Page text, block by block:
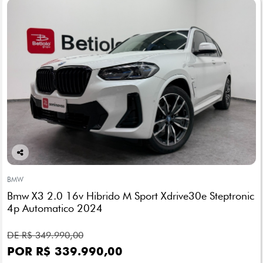
Co
arti
lhe
BMW
Bmw X3 2.0 16v Hibrido M Sport Xdrive30e Steptronic
4p Automatico 2024
DE R$ 349.990,00
POR R$ 339.990,00